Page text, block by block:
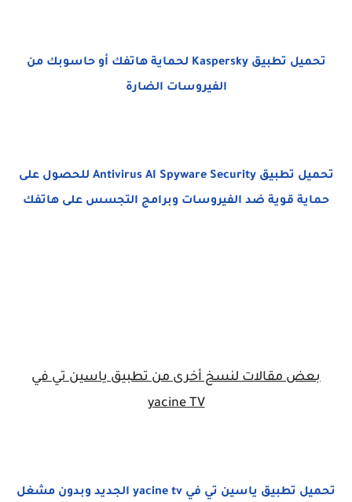
تحميل تطبيق Kaspersky لحماية هاتفك أو حاسوبك من
الفيروسات الضارة
تحميل تطبيق Antivirus AI Spyware Security للحصول على
حماية قوية ضد الفيروسات وبرامج التجسس على هاتفك
بعض مقالات لنسخ أخرى من تطبيق ياسين تي في
yacine TV
تحميل تطبيق ياسين تي في yacine tv الجديد وبدون مشغل